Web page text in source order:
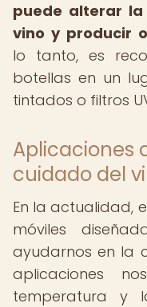
puede alterar
vino y producir
lo tanto, es
botellas en un
tintados o filtros
Aplicaciones
cuidado del
En la actualidad,
móviles
ayudarnos en la
aplicaciones
temperatura y